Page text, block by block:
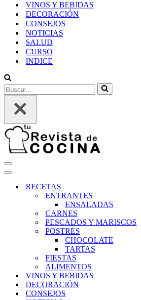
VINOS Y BEBIDAS
DECORACIÓN
CONSEJOS
NOTICIAS
SALUD
CURSO
INDICE
Buscar...
Menú
de
Menú
navegaciónRECETAS
ENTRANTES
ENSALADAS
CARNES
PESCADOS Y MARISCOS
POSTRES
CHOCOLATE
TARTAS
FIESTAS
ALIMENTOS
VINOS Y BEBIDAS
DECORACIÓN
CONSEJOS